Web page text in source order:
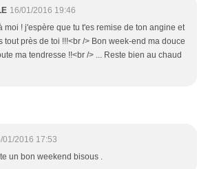
16/01/2016 19:46
moi ! j'espère que tu t'es remise de ton angine et
tout près de toi !!!<br /> Bon week-end ma douce
ma tendresse !!<br /> ... Reste bien au chaud
01/2016 17:53
un bon weekend bisous .